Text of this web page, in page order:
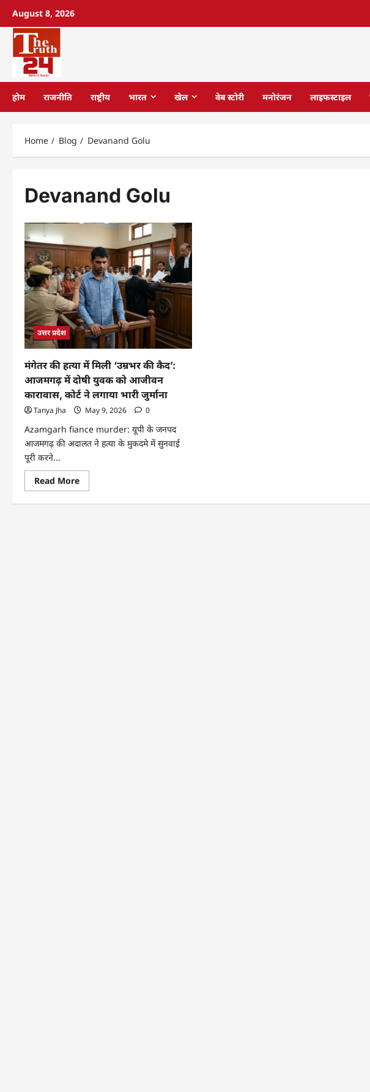
August 8, 2026
होम राजनीति राष्ट्रीय भारत खेल वेब स्टोरी मनोरंजन लाइफस्टाइल
Home Blog Devanand Golu
Devanand Golu
उत्तर प्रदेश
मंगेतर की हत्या में मिली ‘उम्रभर की कैद’:
आजमगढ़ में दोषी युवक को आजीवन
कारावास, कोर्ट ने लगाया भारी जुर्माना
Tanya Jha May 9, 2026 0
Azamgarh fiance murder: यूपी के जनपद
आजमगढ़ की अदालत ने हत्या के मुकदमे में सुनवाई
पूरी करने...
Read More